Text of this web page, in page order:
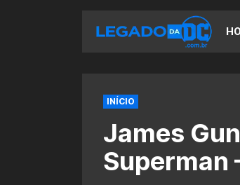
INÍCIO
James
Superman